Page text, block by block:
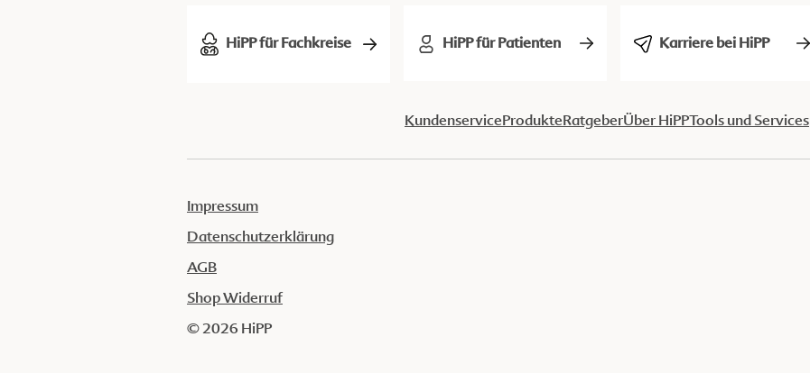
HiPP für Fachkreise HiPP für Patienten Karriere bei HiPP
KundenserviceProdukteRatgeberÜber HiPPTools und Services
Impressum
Datenschutzerklärung
AGB
Shop Widerruf
© 2026 HiPP